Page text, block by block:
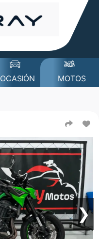
OCASIÓN MOTOS
❯